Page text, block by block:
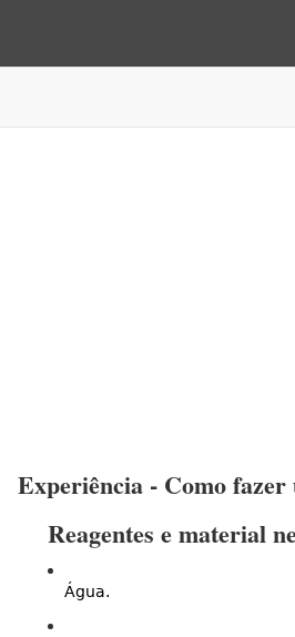
Experiência - Como fazer
Reagentes e material
Água.